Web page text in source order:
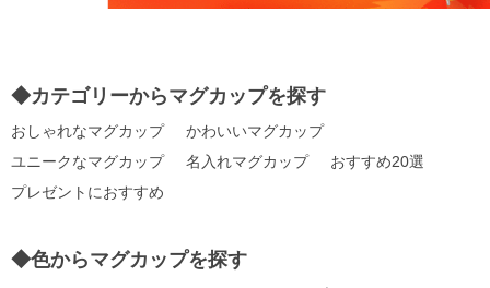
◆カテゴリーからマグカップを探す
おしゃれなマグカップ
かわいいマグカップ
ユニークなマグカップ
名入れマグカップ
おすすめ20選
プレゼントにおすすめ
◆色からマグカップを探す